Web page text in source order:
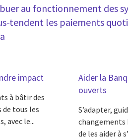
au fonctionnement des
tendent les paiements
impact
à bâtir des
de tous les
avec le...
Aider la
ouverts
S’adapter,
changements
de les aider à